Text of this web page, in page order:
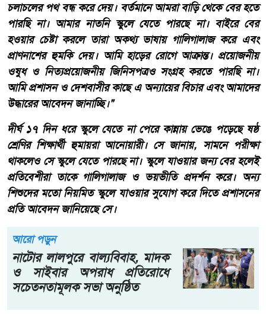
চলাচলের পথ বন্ধ করে দেয়। বর্তমানে আমরা বাড়ি থেকে বের হতে
পারছি না। আমার নাতনি স্কুলে যেতে পারছে না। বাইরে বের
হওয়ার চেষ্টা করলে তারা অকথ্য ভাষায় গালিগালাজ করে এবং
প্রাণনাশের হুমকি দেয়। আমি হাড়ের রোগে আক্রান্ত। প্রয়োজনীয়
ওষুধ ও নিত্যপ্রয়োজনীয় জিনিসপত্রও সংগ্রহ করতে পারছি না।
আমি প্রশাসন ও দেশবাসীর কাছে এ অন্যায়ের বিচার এবং আমাদের
উদ্ধারের আবেদন জানাচ্ছি।"
দীর্ঘ ১৭ দিন ধরে স্কুলে যেতে না পেরে কান্নায় ভেঙে পড়েছে ষষ্ঠ
শ্রেণির শিক্ষার্থী হুমায়রা আনোয়ারী। সে জানায়, সামনে পরীক্ষা
থাকলেও সে স্কুলে যেতে পারছে না। স্কুলে যাওয়ার জন্য বের হলেই
প্রতিবেশীরা তাকে গালিগালাজ ও ভয়ভীতি প্রদর্শন করে। অন্য
শিশুদের মতো নিয়মিত স্কুলে যাওয়ার সুযোগ করে দিতে প্রশাসনের
প্রতি আবেদন জানিয়েছে সে।
আরো পড়ুন
নাটোর লালপুরে বাল্যবিবাহ, মাদক
ও সাইবার অপরাধ প্রতিরোধে
সচেতনতামূলক সভা অনুষ্ঠিত